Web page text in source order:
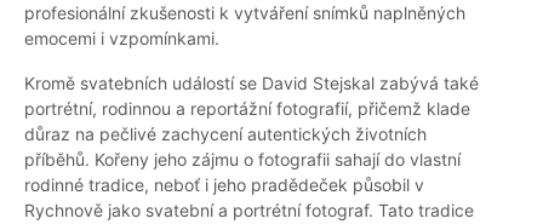
profesionální zkušenosti k vytváření snímků naplněných
emocemi i vzpomínkami.
Kromě svatebních událostí se David Stejskal zabývá také
portrétní, rodinnou a reportážní fotografií, přičemž klade
důraz na pečlivé zachycení autentických životních
příběhů. Kořeny jeho zájmu o fotografii sahají do vlastní
rodinné tradice, neboť i jeho pradědeček působil v
Rychnově jako svatební a portrétní fotograf. Tato tradice